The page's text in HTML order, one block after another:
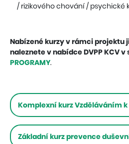
/ rizikového chování / psychické
Nabízené kurzy v rámci projektu
naleznete v nabídce DVPP KCV v
PROGRAMY.
Komplexní kurz Vzděláváním
Základní kurz prevence